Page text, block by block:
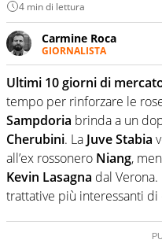
4 min di lettura
Carmine Roca
GIORNALISTA
Giornalista
sue sfaccettature,
campionati minori.
Ultimi 10 giorni di
tempo per rinforzare le
Sampdoria brinda a un
Cherubini. La Juve Stabia
all’ex rossonero Niang,
Kevin Lasagna dal
trattative più interessanti di